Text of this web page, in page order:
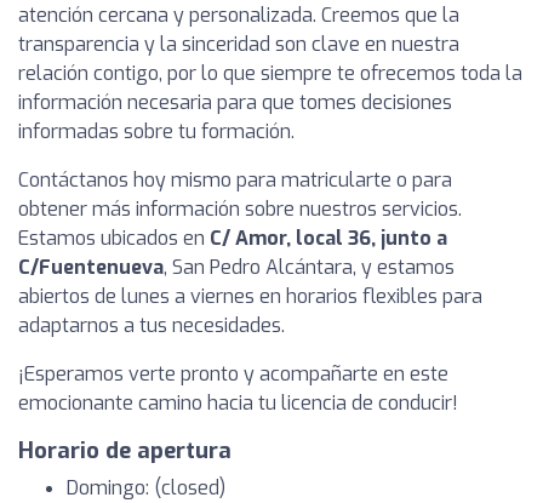
atención cercana y personalizada. Creemos que la
transparencia y la sinceridad son clave en nuestra
relación contigo, por lo que siempre te ofrecemos toda la
información necesaria para que tomes decisiones
informadas sobre tu formación.
Contáctanos hoy mismo para matricularte o para
obtener más información sobre nuestros servicios.
Estamos ubicados en C/ Amor, local 36, junto a
C/Fuentenueva, San Pedro Alcántara, y estamos
abiertos de lunes a viernes en horarios flexibles para
adaptarnos a tus necesidades.
¡Esperamos verte pronto y acompañarte en este
emocionante camino hacia tu licencia de conducir!
Horario de apertura
Domingo: (closed)